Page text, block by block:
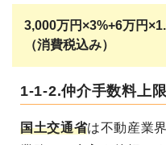
3,000万円×3%+6万円
（消費税込み）
1-1-2.仲介手数料上
国土交通省は不動産業